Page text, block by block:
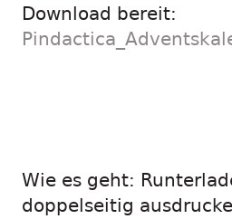
Download bereit:
Wie es geht:
doppelseitig